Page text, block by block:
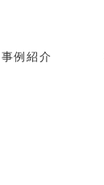
事例紹介